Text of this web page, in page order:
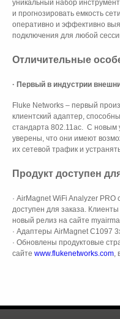
уникальный набор
и прогнозировать емкость
оперативно и эффективно
подключения для любой
Отличительные
· Первый в индустрии
Fluke Networks – первый
клиентский адаптер,
стандарта 802.11ac. С новым
уверены, что они имеют
их сетевой трафик и
Продукт доступен
· AirMagnet WiFi Analyzer
доступен для заказа. Клиенты
новый релиз на сайте
· Адаптеры AirMagnet C1097
· Обновлены продуктовые
сайте www.flukenetworks.com,